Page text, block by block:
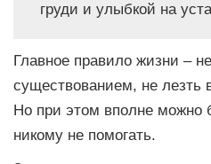
груди и улыбкой на
Главное правило жизни –
существованием, не лезть
Но при этом вполне можно
никому не помогать.